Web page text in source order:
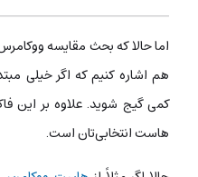
هم اشاره کنیم که اگر خیلی
کمی گیج شوید. علاوه بر این
هاست انتخابی‌تان است.